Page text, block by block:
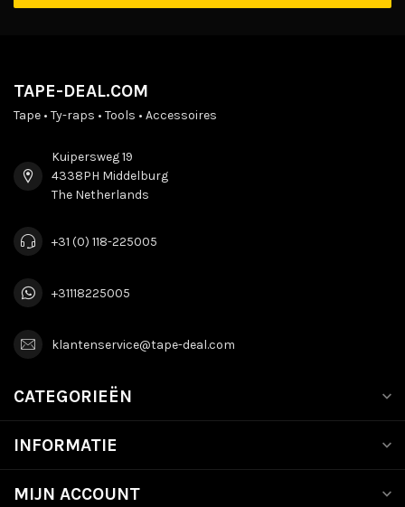
TAPE-DEAL.COM
Tape • Ty-raps • Tools • Accessoires
Kuipersweg 19
4338PH Middelburg
The Netherlands
+31 (0) 118-225005
+31118225005
klantenservice@tape-deal.com
CATEGORIEËN
INFORMATIE
MIJN ACCOUNT